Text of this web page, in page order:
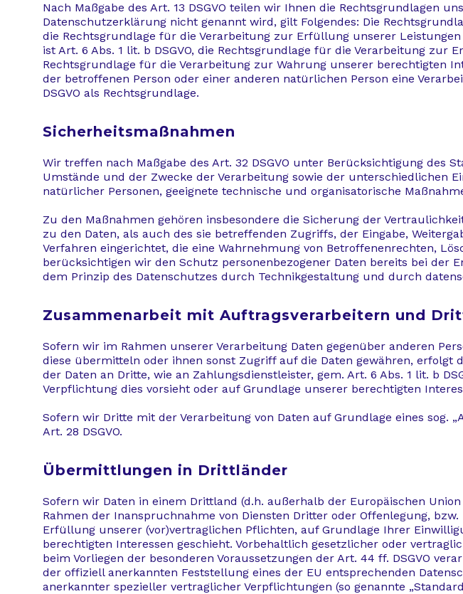
Nach Maßgabe des Art. 13 DSGVO teilen wir Ihnen die Rechtsgrundlagen
Datenschutzerklärung nicht genannt wird, gilt Folgendes: Die
die Rechtsgrundlage für die Verarbeitung zur Erfüllung unserer
ist Art. 6 Abs. 1 lit. b DSGVO, die Rechtsgrundlage für die Verarbeitung
Rechtsgrundlage für die Verarbeitung zur Wahrung unserer berechtigten
der betroffenen Person oder einer anderen natürlichen Person eine
DSGVO als Rechtsgrundlage.
Sicherheitsmaßnahmen
Wir treffen nach Maßgabe des Art. 32 DSGVO unter Berücksichtigung des
Umstände und der Zwecke der Verarbeitung sowie der unterschiedlichen
natürlicher Personen, geeignete technische und organisatorische
Zu den Maßnahmen gehören insbesondere die Sicherung der
zu den Daten, als auch des sie betreffenden Zugriffs, der Eingabe,
Verfahren eingerichtet, die eine Wahrnehmung von Betroffenenrechten,
berücksichtigen wir den Schutz personenbezogener Daten bereits bei der
dem Prinzip des Datenschutzes durch Technikgestaltung und durch
Zusammenarbeit mit Auftragsverarbeitern und
Sofern wir im Rahmen unserer Verarbeitung Daten gegenüber anderen
diese übermitteln oder ihnen sonst Zugriff auf die Daten gewähren,
der Daten an Dritte, wie an Zahlungsdienstleister, gem. Art. 6 Abs. 1 lit. b
Verpflichtung dies vorsieht oder auf Grundlage unserer berechtigten
Sofern wir Dritte mit der Verarbeitung von Daten auf Grundlage eines sog.
Art. 28 DSGVO.
Übermittlungen in Drittländer
Sofern wir Daten in einem Drittland (d.h. außerhalb der Europäischen
Rahmen der Inanspruchnahme von Diensten Dritter oder Offenlegung,
Erfüllung unserer (vor)vertraglichen Pflichten, auf Grundlage Ihrer
berechtigten Interessen geschieht. Vorbehaltlich gesetzlicher oder
beim Vorliegen der besonderen Voraussetzungen der Art. 44 ff. DSGVO
der offiziell anerkannten Feststellung eines der EU entsprechenden
anerkannter spezieller vertraglicher Verpflichtungen (so genannte